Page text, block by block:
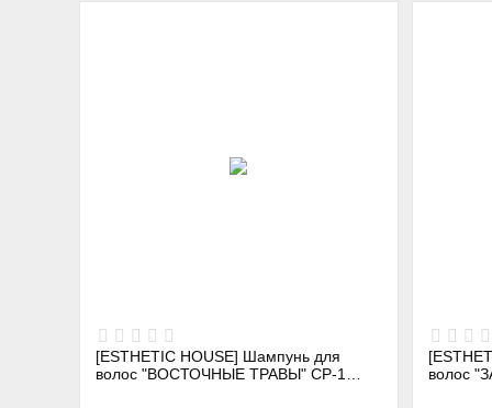
[ESTHETIC HOUSE] Шампунь для
волос "ВОСТОЧНЫЕ ТРАВЫ" CP-1
волос